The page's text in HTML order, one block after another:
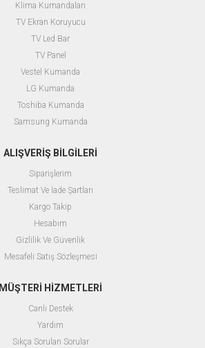
Klima Kumandaları
TV Ekran Koruyucu
TV Led Bar
TV Panel
Vestel Kumanda
LG Kumanda
Toshiba Kumanda
Samsung Kumanda
ALIŞVERİŞ BİLGİLERİ
Siparişlerim
Teslimat Ve İade Şartları
Kargo Takip
Hesabım
Gizlilik Ve Güvenlik
Mesafeli Satış Sözleşmesi
MÜŞTERİ HİZMETLERİ
Canlı Destek
Yardım
Sıkça Sorulan Sorular